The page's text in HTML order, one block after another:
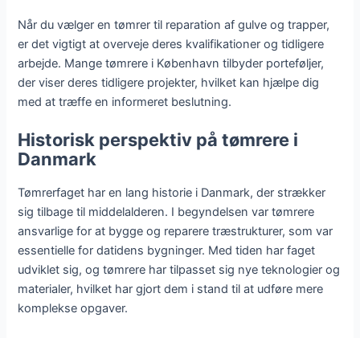
Når du vælger en tømrer til reparation af gulve og trapper,
er det vigtigt at overveje deres kvalifikationer og tidligere
arbejde. Mange tømrere i København tilbyder porteføljer,
der viser deres tidligere projekter, hvilket kan hjælpe dig
med at træffe en informeret beslutning.
Historisk perspektiv på tømrere i
Danmark
Tømrerfaget har en lang historie i Danmark, der strækker
sig tilbage til middelalderen. I begyndelsen var tømrere
ansvarlige for at bygge og reparere træstrukturer, som var
essentielle for datidens bygninger. Med tiden har faget
udviklet sig, og tømrere har tilpasset sig nye teknologier og
materialer, hvilket har gjort dem i stand til at udføre mere
komplekse opgaver.